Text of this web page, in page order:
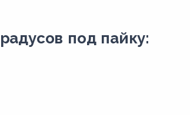
под пайку: